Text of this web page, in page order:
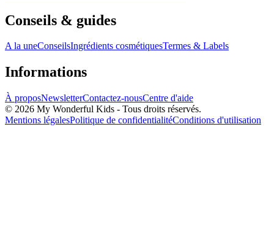
Conseils & guides
A la uneConseilsIngrédients cosmétiquesTermes & Labels
Informations
À proposNewsletterContactez-nousCentre d'aide
© 2026 My Wonderful Kids - Tous droits réservés.
Mentions légalesPolitique de confidentialitéConditions d'utilisation